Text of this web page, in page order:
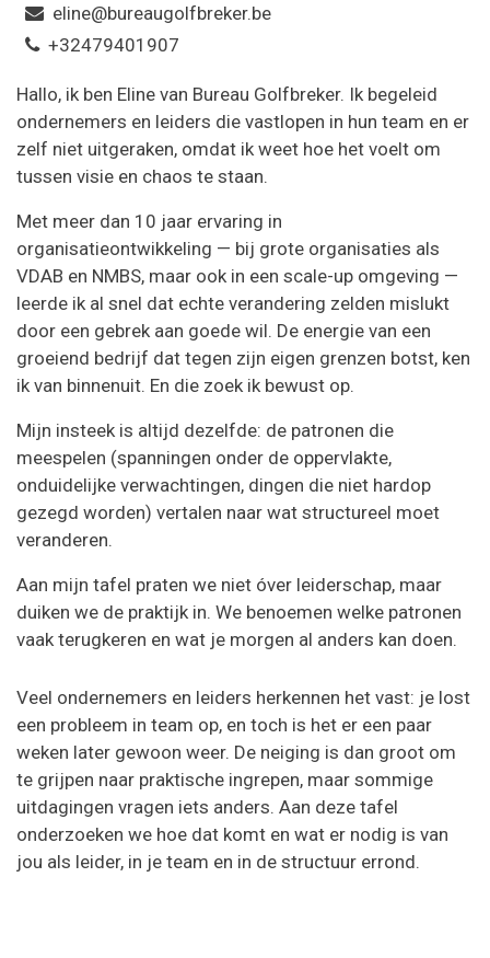
eline@bureaugolfbreker.be
+32479401907
Hallo, ik ben Eline van Bureau Golfbreker. Ik begeleid
ondernemers en leiders die vastlopen in hun team en er
zelf niet uitgeraken, omdat ik weet hoe het voelt om
tussen visie en chaos te staan.
Met meer dan 10 jaar ervaring in
organisatieontwikkeling — bij grote organisaties als
VDAB en NMBS, maar ook in een scale-up omgeving —
leerde ik al snel dat echte verandering zelden mislukt
door een gebrek aan goede wil. De energie van een
groeiend bedrijf dat tegen zijn eigen grenzen botst, ken
ik van binnenuit. En die zoek ik bewust op.
Mijn insteek is altijd dezelfde: de patronen die
meespelen (spanningen onder de oppervlakte,
onduidelijke verwachtingen, dingen die niet hardop
gezegd worden) vertalen naar wat structureel moet
veranderen.
Aan mijn tafel praten we niet óver leiderschap, maar
duiken we de praktijk in. We benoemen welke patronen
vaak terugkeren en wat je morgen al anders kan doen.
Veel ondernemers en leiders herkennen het vast: je lost
een probleem in team op, en toch is het er een paar
weken later gewoon weer. De neiging is dan groot om
te grijpen naar praktische ingrepen, maar sommige
uitdagingen vragen iets anders. Aan deze tafel
onderzoeken we hoe dat komt en wat er nodig is van
jou als leider, in je team en in de structuur errond.